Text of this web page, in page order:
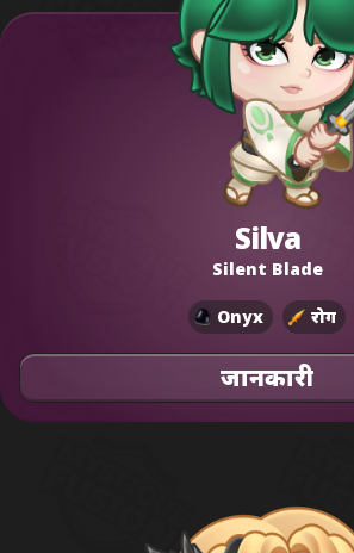
Silva
Silent Blade
Onyx रोग
जानकारी